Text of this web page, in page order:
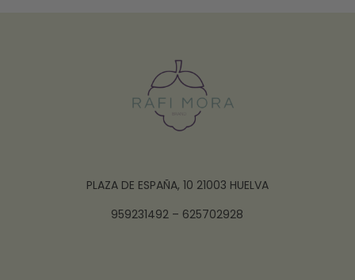
PLAZA DE ESPAÑA, 10 21003 HUELVA
959231492 – 625702928